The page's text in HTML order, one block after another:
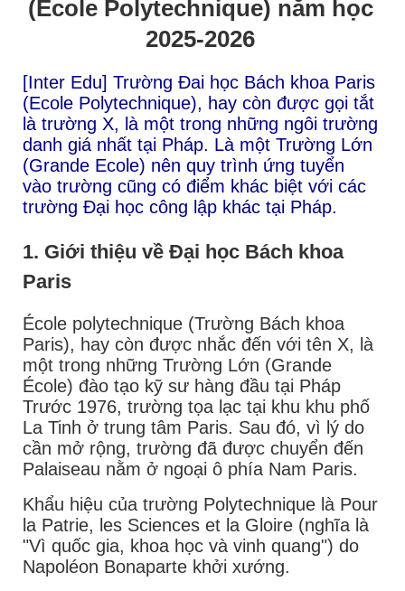
(Ecole Polytechnique) năm học
2025-2026
[Inter Edu] Trường Đai học Bách khoa Paris
(Ecole Polytechnique), hay còn được gọi tắt
là trường X, là một trong những ngôi trường
danh giá nhất tại Pháp. Là một Trường Lớn
(Grande Ecole) nên quy trình ứng tuyển
vào trường cũng có điểm khác biệt với các
trường Đại học công lập khác tại Pháp.
1. Giới thiệu về Đại học Bách khoa
Paris
École polytechnique (Trường Bách khoa
Paris), hay còn được nhắc đến với tên X, là
một trong những Trường Lớn (Grande
École) đào tạo kỹ sư hàng đầu tại Pháp
Trước 1976, trường tọa lạc tại khu khu phố
La Tinh ở trung tâm Paris. Sau đó, vì lý do
cần mở rộng, trường đã được chuyển đến
Palaiseau nằm ở ngoại ô phía Nam Paris.
Khẩu hiệu của trường Polytechnique là Pour
la Patrie, les Sciences et la Gloire (nghĩa là
"Vì quốc gia, khoa học và vinh quang") do
Napoléon Bonaparte khởi xướng.